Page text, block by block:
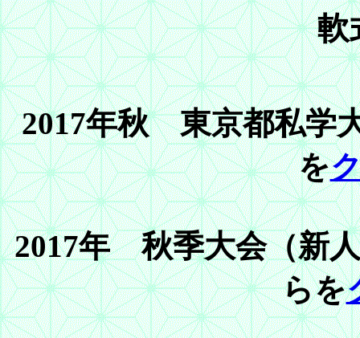
軟
2017年秋 東京都私学
を
2017年 秋季大会（新
らを